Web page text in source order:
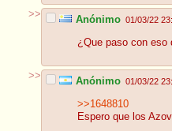
>> Anónimo 01/03/22
¿Que paso con eso
>> Anónimo 01/03/22
>>1648810
Espero que los